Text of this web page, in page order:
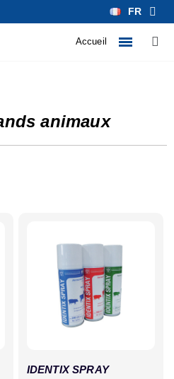
FR
Accueil
animaux
IDENTIX SPRAY